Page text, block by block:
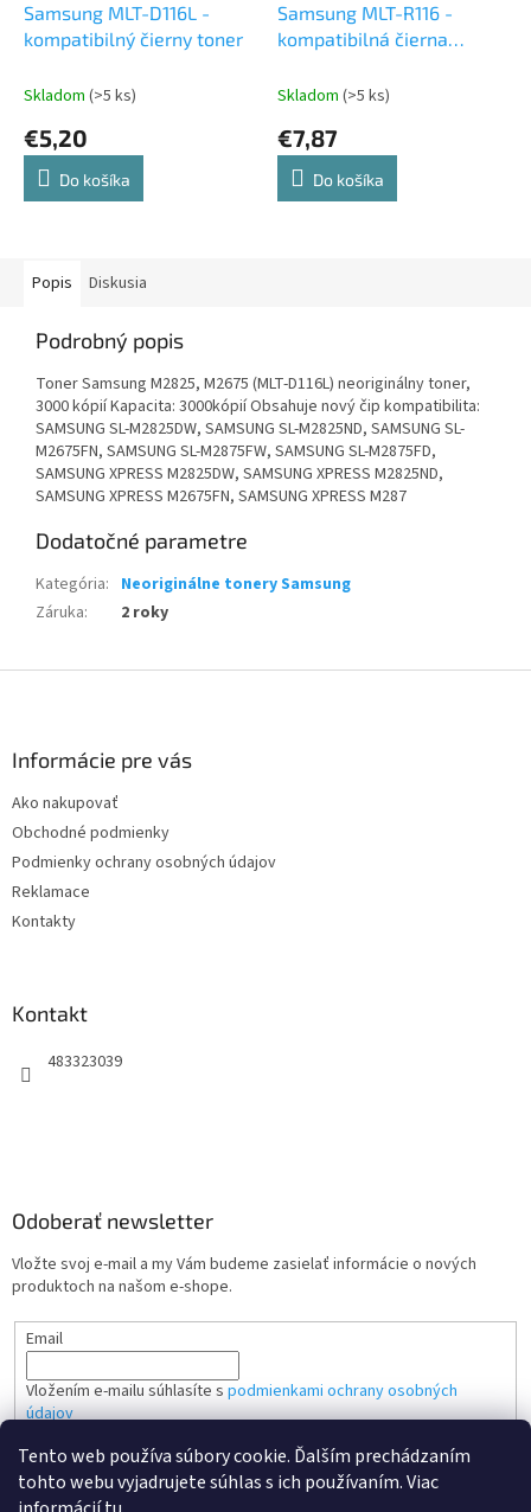
Tento web používa súbory cookie. Ďalším prechádzaním
tohto webu vyjadrujete súhlas s ich používaním. Viac
Samsung MLT-D116L -
kompatibilný čierny toner
Skladom (>5 ks)
€5,20
Do košíka
Samsung MLT-R116 -
kompatibilná čierna
Skladom (>5 ks)
€7,87
Do košíka
Popis Diskusia
Podrobný popis
Toner Samsung M2825, M2675 (MLT-D116L) neoriginálny toner,
3000 kópií Kapacita: 3000kópií Obsahuje nový čip kompatibilita:
SAMSUNG SL-M2825DW, SAMSUNG SL-M2825ND, SAMSUNG SL-
M2675FN, SAMSUNG SL-M2875FW, SAMSUNG SL-M2875FD,
SAMSUNG XPRESS M2825DW, SAMSUNG XPRESS M2825ND,
SAMSUNG XPRESS M2675FN, SAMSUNG XPRESS M287
Dodatočné parametre
Kategória: Neoriginálne tonery Samsung
Záruka: 2 roky
Informácie pre vás
Ako nakupovať
Obchodné podmienky
Podmienky ochrany osobných údajov
Reklamace
Kontakty
Kontakt
483323039
Odoberať newsletter
Vložte svoj e-mail a my Vám budeme zasielať informácie o nových
produktoch na našom e-shope.
Email
Vložením e-mailu súhlasíte s podmienkami ochrany osobných
údajov
PRIHLÁSIŤ SA